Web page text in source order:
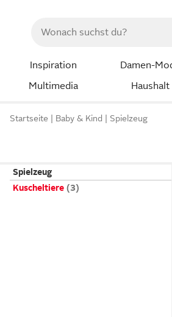
Inspiration Damen-
Multimedia
Haushalt
Startseite Baby & Kind Spielzeug
Spielzeug
Kuscheltiere